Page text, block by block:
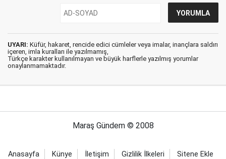
UYARI: Küfür, hakaret, rencide edici cümleler veya imalar, inançlara saldırı
içeren, imla kuralları ile yazılmamış,
Türkçe karakter kullanılmayan ve büyük harflerle yazılmış yorumlar
onaylanmamaktadır.
Maraş Gündem © 2008
Anasayfa Künye İletişim Gizlilik İlkeleri Sitene Ekle